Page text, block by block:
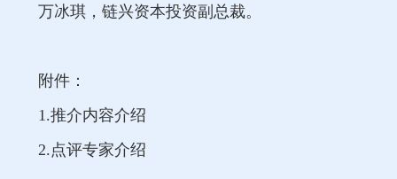
万冰琪，链兴资本投资副总裁。
附件：
1.推介内容介绍
2.点评专家介绍